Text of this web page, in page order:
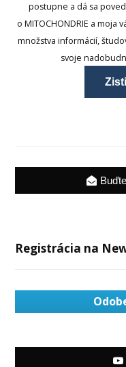
postupne a dá sa
o MITOCHONDRIE a moja
množstva informácií,
svoje
Registrácia na